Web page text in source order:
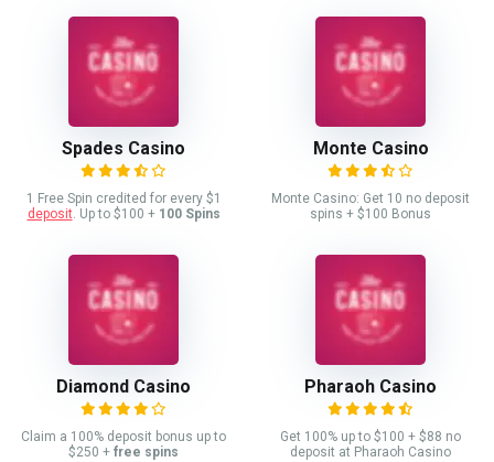
Spades Casino
1 Free Spin credited for every $1
deposit. Up to $100 + 100 Spins
Monte Casino
Monte Casino: Get 10 no deposit
spins + $100 Bonus
Diamond Casino
Claim a 100% deposit bonus up to
$250 + free spins
Pharaoh Casino
Get 100% up to $100 + $88 no
deposit at Pharaoh Casino